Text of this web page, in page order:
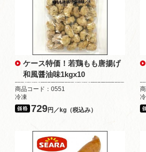
ケース特価！若鶏もも唐揚げ
和風醤油味1kgx10
商品コード：0551
冷凍
729円／kg（税込み）